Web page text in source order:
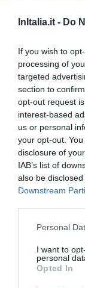
InItalia.it - Do
If you wish to
processing of
targeted
section to
opt-out request
interest-based
us or personal
your opt-out.
disclosure of
IAB’s list of
also be
Downstream
Personal
I want to
personal
Opted In